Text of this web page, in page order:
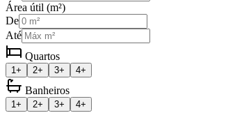
Área útil (m²)
De
Até
Quartos
1+ 2+ 3+ 4+
Banheiros
1+ 2+ 3+ 4+